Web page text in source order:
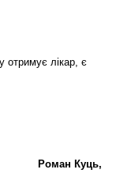
отримує лікар, є
Роман Куць,